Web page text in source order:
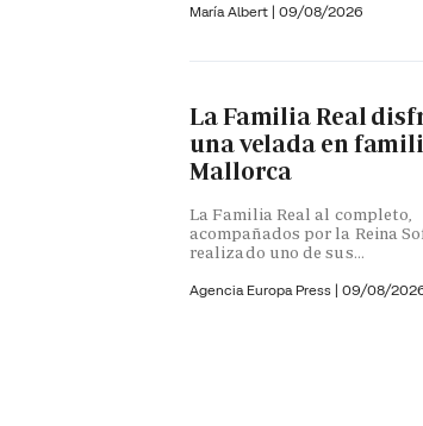
María Albert | 09/08/2026
La Familia Real
una velada en
Mallorca
La Familia Real al completo,
acompañados por la Reina
realizado uno de sus...
Agencia Europa Press | 09/08/